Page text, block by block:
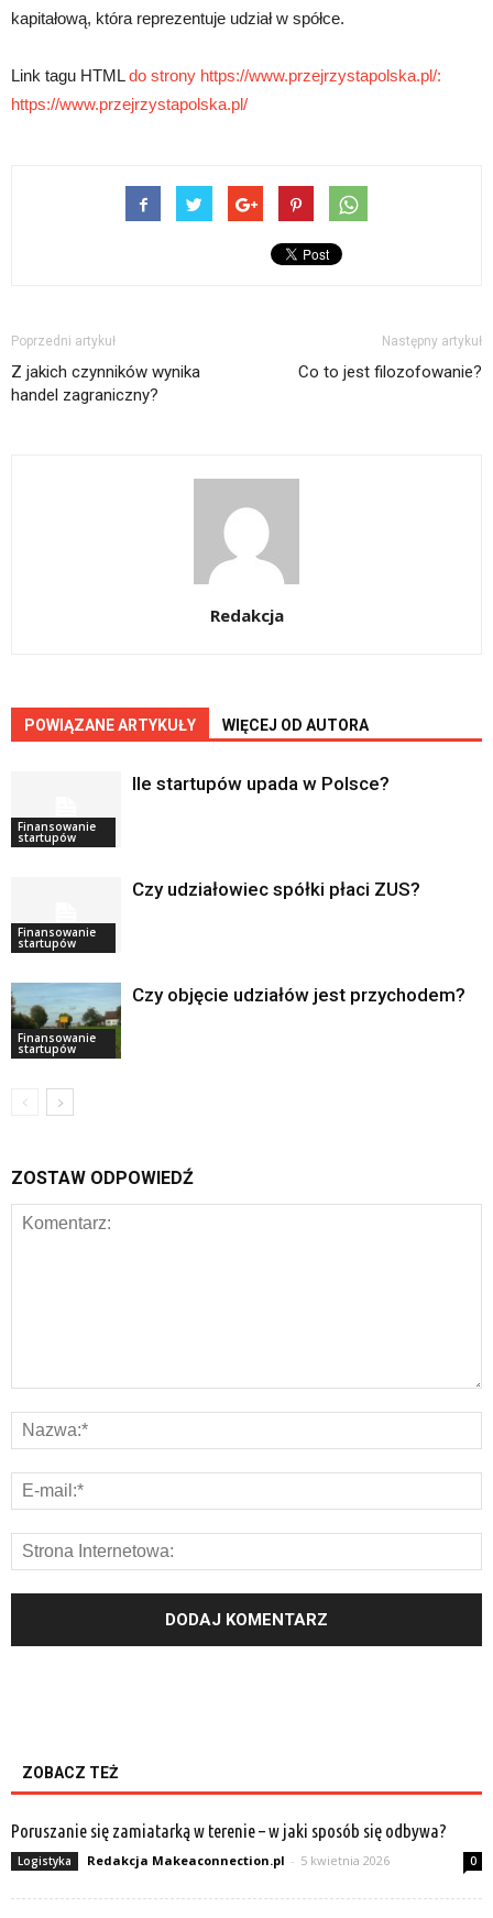
kapitałową, która reprezentuje udział w spółce.
Link tagu HTMLdo strony https://www.przejrzystapolska.pl/:
https://www.przejrzystapolska.pl/
Poprzedni artykuł
Z jakich czynników wynika
handel zagraniczny?
Następny artykuł
Co to jest filozofowanie?
Redakcja
POWIĄZANE ARTYKUŁY WIĘCEJ OD AUTORA
Finansowanie
startupów
Ile startupów upada w Polsce?
Finansowanie
startupów
Czy udziałowiec spółki płaci ZUS?
Finansowanie
startupów
Czy objęcie udziałów jest przychodem?
ZOSTAW ODPOWIEDŹ
ZOBACZ TEŻ
Poruszanie się zamiatarką w terenie – w jaki sposób się odbywa?
Logistyka Redakcja Makeaconnection.pl - 5 kwietnia 2026 0